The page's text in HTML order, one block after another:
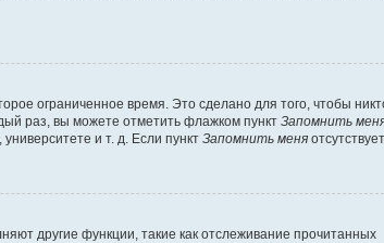
ограниченное время. Это сделано для того, чтобы
раз, вы можете отметить флажком пункт Запомнить
и т. д. Если пункт Запомнить меня
другие функции, такие как отслеживание прочитанных